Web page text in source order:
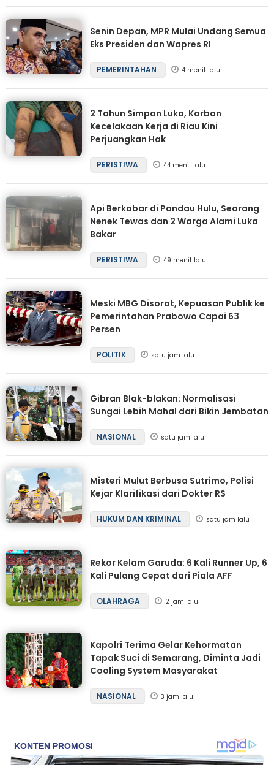
Senin Depan, MPR Mulai Undang Semua
Eks Presiden dan Wapres RI
PEMERINTAHAN 4 menit lalu
2 Tahun Simpan Luka, Korban
Kecelakaan Kerja di Riau Kini
Perjuangkan Hak
PERISTIWA 44 menit lalu
Api Berkobar di Pandau Hulu, Seorang
Nenek Tewas dan 2 Warga Alami Luka
Bakar
PERISTIWA 49 menit lalu
Meski MBG Disorot, Kepuasan Publik ke
Pemerintahan Prabowo Capai 63
Persen
POLITIK satu jam lalu
Gibran Blak-blakan: Normalisasi
Sungai Lebih Mahal dari Bikin Jembatan
NASIONAL satu jam lalu
Misteri Mulut Berbusa Sutrimo, Polisi
Kejar Klarifikasi dari Dokter RS
HUKUM DAN KRIMINAL satu jam lalu
Rekor Kelam Garuda: 6 Kali Runner Up, 6
Kali Pulang Cepat dari Piala AFF
OLAHRAGA 2 jam lalu
Kapolri Terima Gelar Kehormatan
Tapak Suci di Semarang, Diminta Jadi
Cooling System Masyarakat
NASIONAL 3 jam lalu